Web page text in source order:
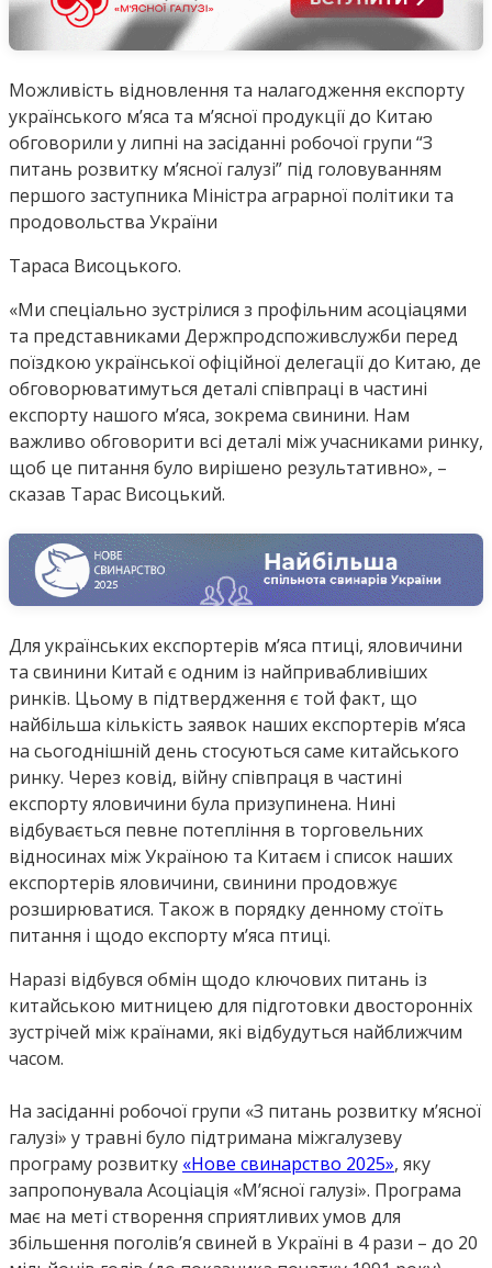
Можливість відновлення та налагодження експорту
українського мʼяса та мʼясної продукції до Китаю
обговорили у липні на засіданні робочої групи “З
питань розвитку м’ясної галузі” під головуванням
першого заступника Міністра аграрної політики та
продовольства України
Тараса Висоцького.
«Ми спеціально зустрілися з профільним асоціацями
та представниками Держпродспоживслужби перед
поїздкою української офіційної делегації до Китаю, де
обговорюватимуться деталі співпраці в частині
експорту нашого м’яса, зокрема свинини. Нам
важливо обговорити всі деталі між учасниками ринку,
щоб це питання було вирішено результативно», –
сказав Тарас Висоцький.
Для українських експортерів м’яса птиці, яловичини
та свинини Китай є одним із найпривабливіших
ринків. Цьому в підтвердження є той факт, що
найбільша кількість заявок наших експортерів мʼяса
на сьогоднішній день стосуються саме китайського
ринку. Через ковід, війну співпраця в частині
експорту яловичини була призупинена. Нині
відбувається певне потепління в торговельних
відносинах між Україною та Китаєм і список наших
експортерів яловичини, свинини продовжує
розширюватися. Також в порядку денному стоїть
питання і щодо експорту м’яса птиці.
Наразі відбувся обмін щодо ключових питань із
китайською митницею для підготовки двосторонніх
зустрічей між країнами, які відбудуться найближчим
часом.
На засіданні робочої групи «З питань розвитку м’ясної
галузі» у травні було підтримана міжгалузеву
програму розвитку «Нове свинарство 2025», яку
запропонувала Асоціація «М’ясної галузі». Програма
має на меті створення сприятливих умов для
збільшення поголів’я свиней в Україні в 4 рази – до 20